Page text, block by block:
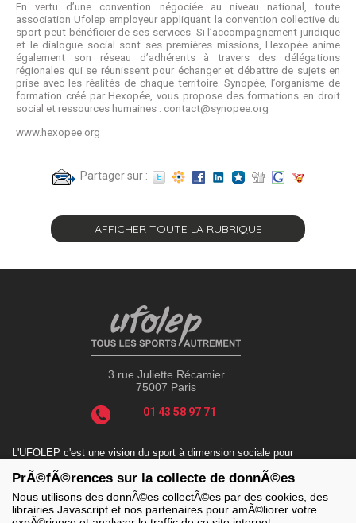
En vertu d’une convention négociée au niveau national, toute
association Ufolep employeur appliquant la convention collective du
sport peut bénéficier de ses services. Si l’accompagnement juridique
et le dialogue social sont ses premières missions, Hexopée anime
également son réseau d’adhérents à travers des délégations
régionales qui se réunissent pour échanger et débattre de sujets en
prise avec les réalités de chaque territoire. Synopée, l’organisme de
formation créé par Hexopée, vous propose des formations en droit
social et ressources humaines : contact@synopee.org
www.hexopee.org
Partager sur :
AFFICHER TOUTE LA RUBRIQUE
3 rue Juliette Récamier
75007 Paris
01 43 58 97 71
L'UFOLEP c'est une vision du sport à dimension sociale pour
handicap, le sport-durable avec des valeurs incontournables : la
solidarité, le fair-play, la laïcité et la citoyenneté.
PrÃ©fÃ©rences sur la collecte de donnÃ©es
Nous utilisons des donnÃ©es collectÃ©es par des cookies, des
librairies Javascript et nos partenaires pour amÃ©liorer votre